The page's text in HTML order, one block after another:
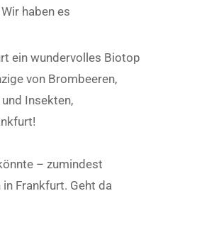
haben es
ein wundervolles Biotop
von Brombeeren,
Insekten,
– zumindest
Frankfurt. Geht da